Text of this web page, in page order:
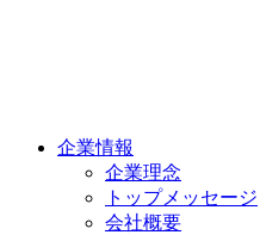
企業情報
企業理念
トップメッセージ
会社概要